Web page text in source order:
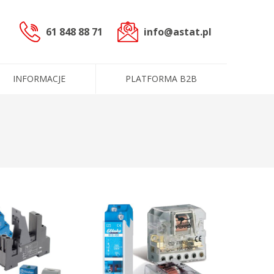
61 848 88 71 info@astat.pl
Produkty
Dane administracyjne
INFORMACJE
Certyfikaty i polityki
PLATFORMA B2B